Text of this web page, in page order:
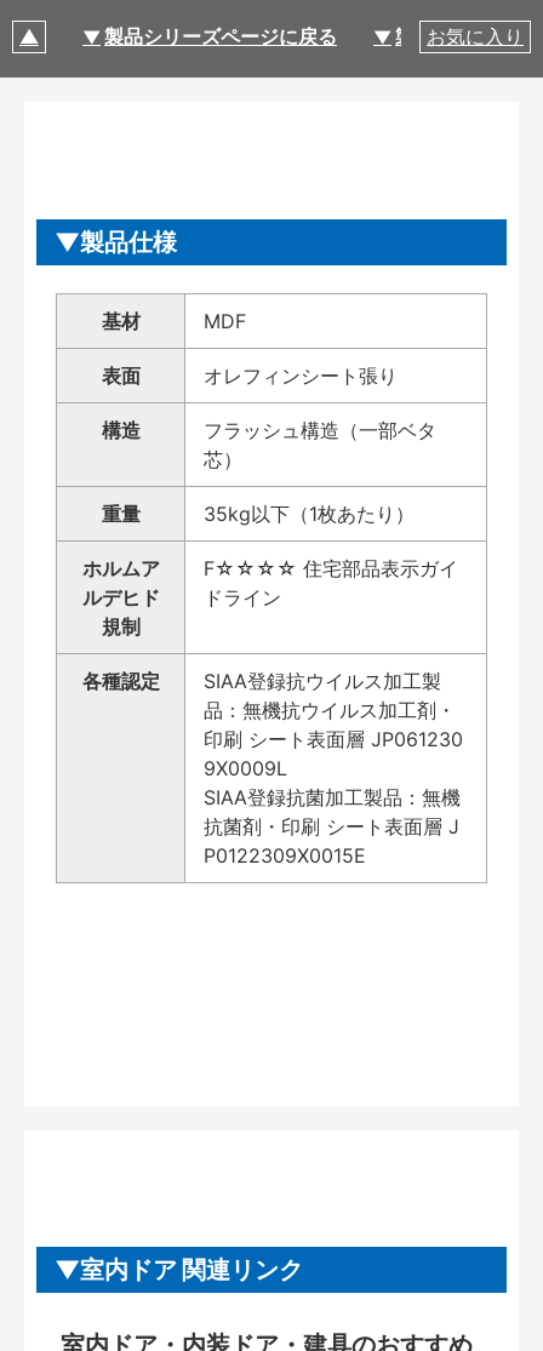
製品シリーズページに戻る 製品仕様
お気に入り
製品仕様
基材 MDF
表面 オレフィンシート張り
構造
フラッシュ構造（一部ベタ
芯）
重量 35kg以下（1枚あたり）
ホルムア
ルデヒド
規制
F☆☆☆☆ 住宅部品表示ガイ
ドライン
各種認定
SIAA登録抗ウイルス加工製
品：無機抗ウイルス加工剤・
印刷 シート表面層 JP061230
9X0009L
SIAA登録抗菌加工製品：無機
抗菌剤・印刷 シート表面層 J
P0122309X0015E
室内ドア 関連リンク